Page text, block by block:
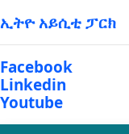
ኢትዮ አይሲቲ ፓርክ
Facebook
Linkedin
Youtube